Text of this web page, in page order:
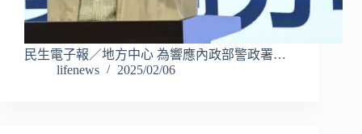
民生電子報／地方中心 為響應內政部警政署…
lifenews
2025/02/06